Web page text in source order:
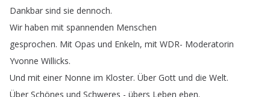
Dankbar sind sie dennoch.
Wir haben mit spannenden Menschen
gesprochen. Mit Opas und Enkeln, mit WDR- Moderatorin
Yvonne Willicks.
Und mit einer Nonne im Kloster. Über Gott und die Welt.
Über Schönes und Schweres - übers Leben eben.